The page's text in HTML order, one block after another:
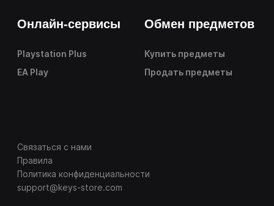
Онлайн-сервисы
Playstation Plus
EA Play
Обмен предметов
Купить предметы
Продать предметы
Связаться с нами
Правила
Политика конфиденциальности
support@keys-store.com